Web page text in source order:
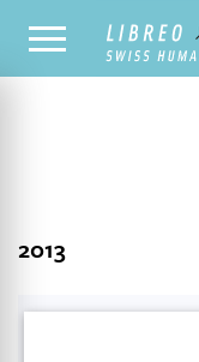
NOTRE CATALOGUE
2013